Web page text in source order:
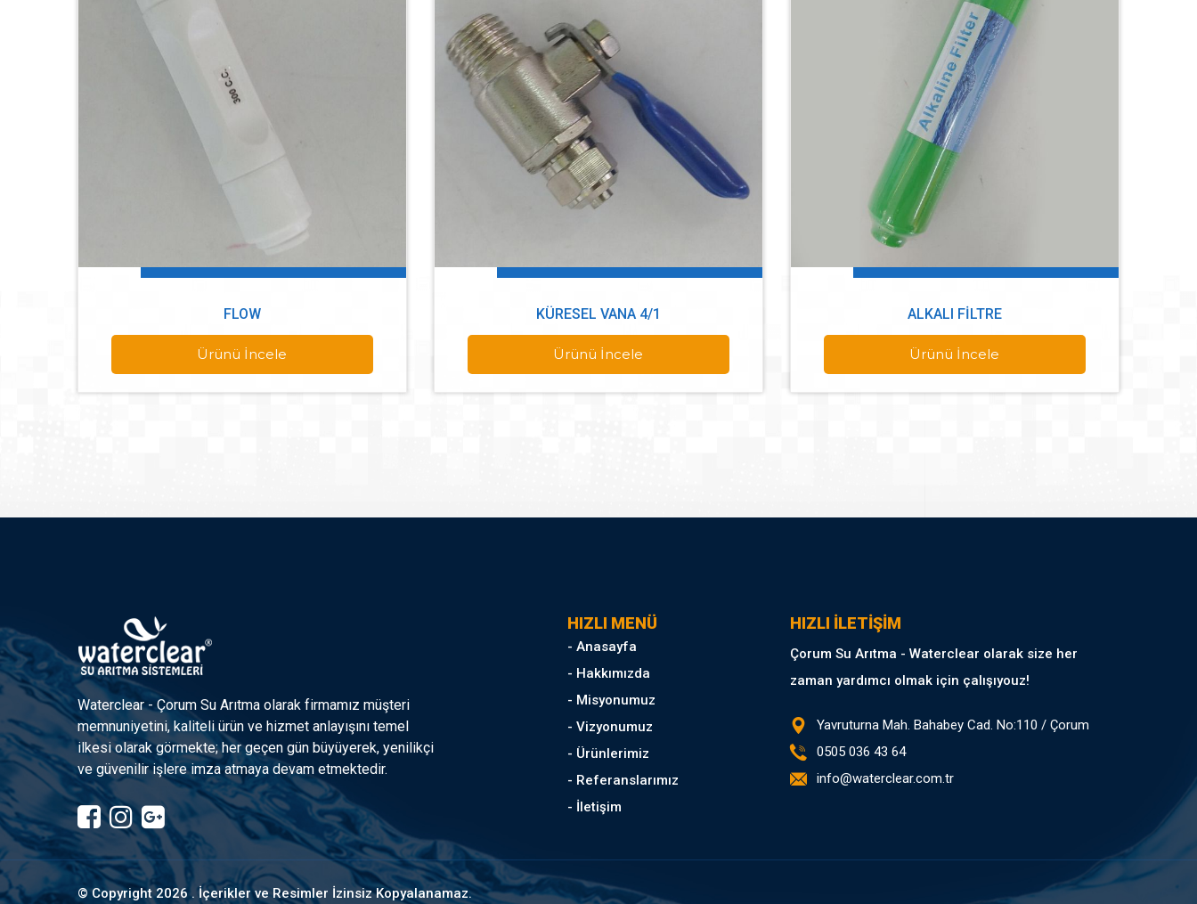
FLOW
Ürünü İncele
KÜRESEL VANA 4/1
Ürünü İncele
ALKALI FILTRE
Ürünü İncele
Waterclear - Çorum Su Arıtma olarak firmamız müşteri
memnuniyetini, kaliteli ürün ve hizmet anlayışını temel
ilkesi olarak görmekte; her geçen gün büyüyerek, yenilikçi
ve güvenilir işlere imza atmaya devam etmektedir.
HIZLI MENÜ
- Anasayfa
- Hakkımızda
- Misyonumuz
- Vizyonumuz
- Ürünlerimiz
- Referanslarımız
- İletişim
HIZLI İLETİŞİM
Çorum Su Arıtma - Waterclear olarak size her
zaman yardımcı olmak için çalışıyouz!
Yavruturna Mah. Bahabey Cad. No:110 / Çorum
0505 036 43 64
info@waterclear.com.tr
© Copyright2026 . İçerikler ve Resimler İzinsiz Kopyalanamaz.